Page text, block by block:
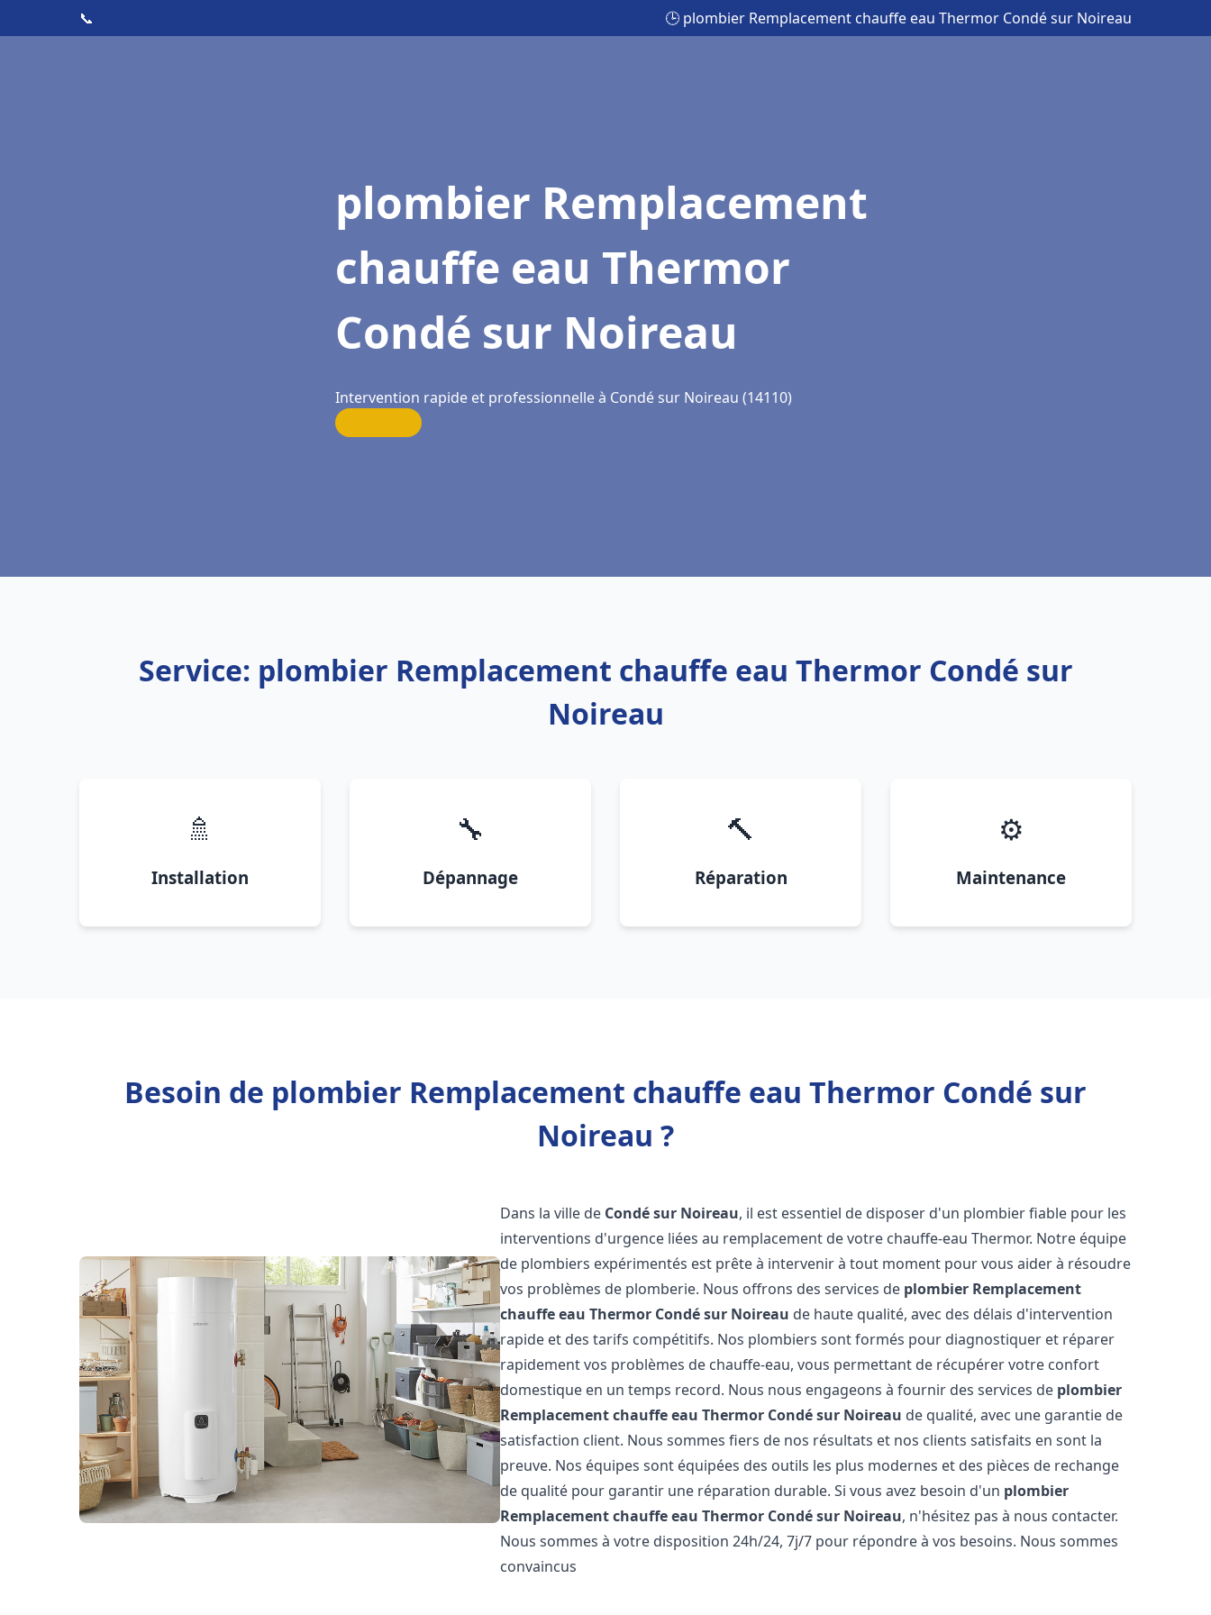
📞 🕒 plombier Remplacement chauffe eau Thermor Condé sur Noireau
plombier Remplacement
chauffe eau Thermor
Condé sur Noireau
Intervention rapide et professionnelle à Condé sur Noireau (14110)
Service: plombier Remplacement chauffe eau Thermor Condé sur
Noireau
🚿
Installation
🔧
Dépannage
🔨
Réparation
⚙️
Maintenance
Besoin de plombier Remplacement chauffe eau Thermor Condé sur
Noireau ?
Dans la ville de Condé sur Noireau, il est essentiel de disposer d'un plombier fiable pour les
interventions d'urgence liées au remplacement de votre chauffe-eau Thermor. Notre équipe
de plombiers expérimentés est prête à intervenir à tout moment pour vous aider à résoudre
vos problèmes de plomberie. Nous offrons des services de plombier Remplacement
chauffe eau Thermor Condé sur Noireau de haute qualité, avec des délais d'intervention
rapide et des tarifs compétitifs. Nos plombiers sont formés pour diagnostiquer et réparer
rapidement vos problèmes de chauffe-eau, vous permettant de récupérer votre confort
domestique en un temps record. Nous nous engageons à fournir des services de plombier
Remplacement chauffe eau Thermor Condé sur Noireau de qualité, avec une garantie de
satisfaction client. Nous sommes fiers de nos résultats et nos clients satisfaits en sont la
preuve. Nos équipes sont équipées des outils les plus modernes et des pièces de rechange
de qualité pour garantir une réparation durable. Si vous avez besoin d'un plombier
Remplacement chauffe eau Thermor Condé sur Noireau, n'hésitez pas à nous contacter.
Nous sommes à votre disposition 24h/24, 7j/7 pour répondre à vos besoins. Nous sommes
convaincus